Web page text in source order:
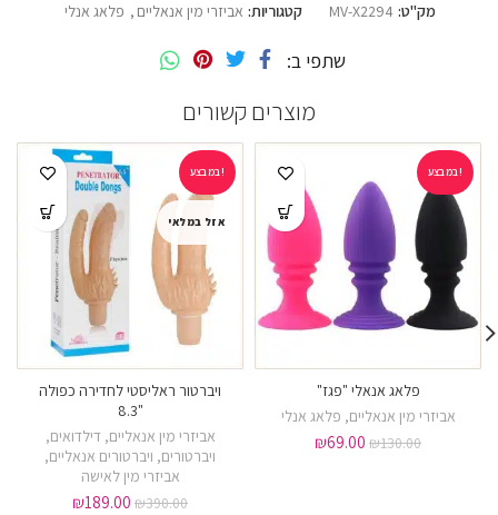
מק"ט: MV-X2294 קטגוריות: אביזרי מין אנאליים , פלאג אנלי
שתפי ב
מוצרים קשורים
במבצע!
פלאג אנאלי "פגז"
אביזרי מין אנאליים, פלאג אנלי
₪130.00
₪69.00
במבצע!
אזל במלאי
ויברטור ראליסטי לחדירה כפולה
"8.3
אביזרי מין אנאליים,דילדואים,
ויברטורים, ויברטורים אנאליים,
אביזרי מין לאישה
₪390.00
₪189.00